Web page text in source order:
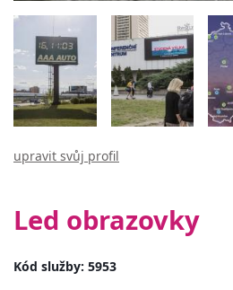
upravit svůj profil
Led obrazovky
Kód služby: 5953